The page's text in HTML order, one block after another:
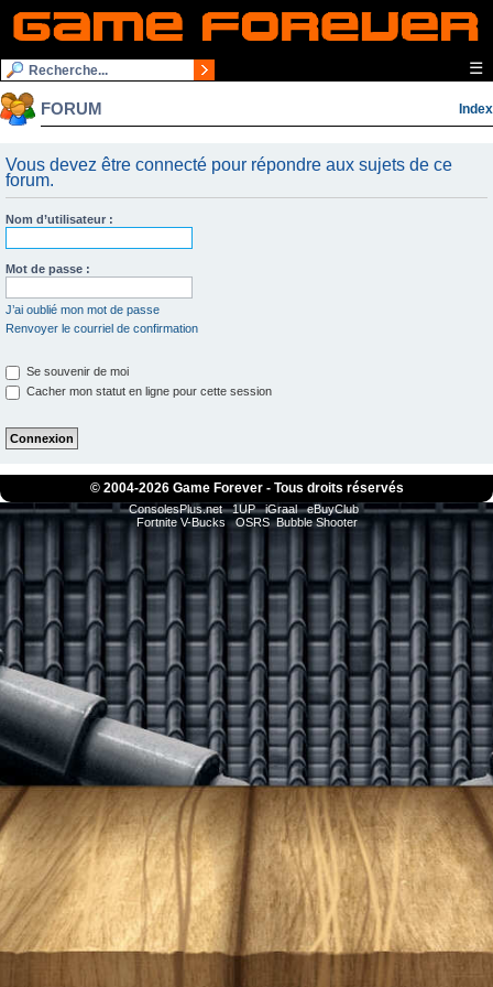
☰
FORUM Index
Vous devez être connecté pour répondre aux sujets de ce
forum.
Nom d’utilisateur :
Mot de passe :
J’ai oublié mon mot de passe
Renvoyer le courriel de confirmation
Se souvenir de moi
Cacher mon statut en ligne pour cette session
© 2004-2026 Game Forever - Tous droits réservés
ConsolesPlus.net 1UP iGraal
eBuyClub
Fortnite V-Bucks
OSRS Bubble Shooter